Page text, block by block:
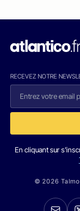
RECEVEZ NOTRE
En cliquant sur
© 2026